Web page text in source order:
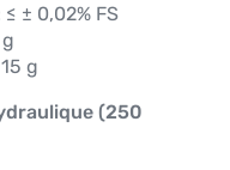
± 0,02% FS
g
(250